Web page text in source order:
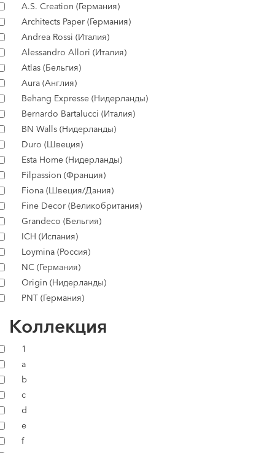
A.S. Creation (Германия)
Architects Paper (Германия)
Andrea Rossi (Италия)
Alessandro Allori (Италия)
Atlas (Бельгия)
Aura (Англия)
Behang Expresse (Нидерланды)
Bernardo Bartalucci (Италия)
BN Walls (Нидерланды)
Duro (Швеция)
Esta Home (Нидерланды)
Filpassion (Франция)
Fiona (Швеция/Дания)
Fine Decor (Великобритания)
Grandeco (Бельгия)
ICH (Испания)
Loymina (Россия)
NC (Германия)
Origin (Нидерланды)
PNT (Германия)
Коллекция
1
a
b
c
d
e
f